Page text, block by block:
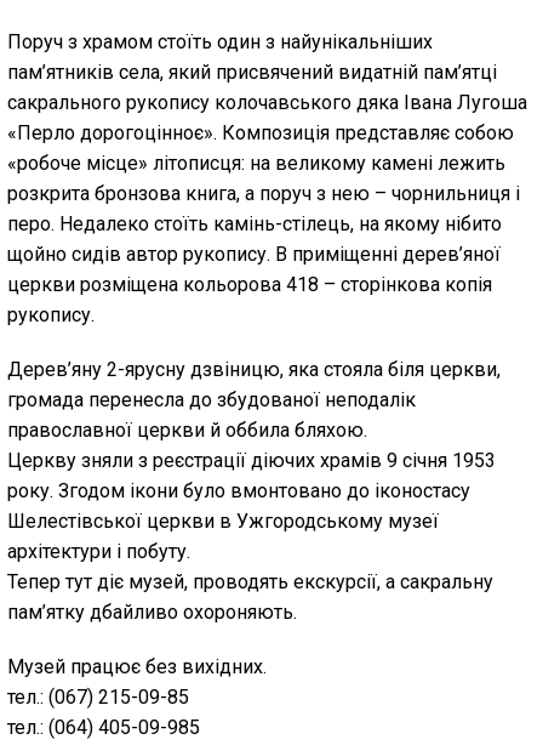
Поруч з храмом стоїть один з найунікальніших
пам’ятників села, який присвячений видатній пам’ятці
сакрального рукопису колочавського дяка Івана Лугоша
«Перло дорогоцінноє». Композиція представляє собою
«робоче місце» літописця: на великому камені лежить
розкрита бронзова книга, а поруч з нею – чорнильниця і
перо. Недалеко стоїть камінь-стілець, на якому нібито
щойно сидів автор рукопису. В приміщенні дерев’яної
церкви розміщена кольорова 418 – сторінкова копія
рукопису.
Дерев’яну 2-ярусну дзвіницю, яка стояла біля церкви,
громада перенесла до збудованої неподалік
православної церкви й оббила бляхою.
Церкву зняли з реєстрації діючих храмів 9 січня 1953
року. Згодом ікони було вмонтовано до іконостасу
Шелестівської церкви в Ужгородському музеї
архітектури і побуту.
Тепер тут діє музей, проводять екскурсії, а сакральну
пам’ятку дбайливо охороняють.
Музей працює без вихідних.
тел.: (067) 215-09-85
тел.: (064) 405-09-985